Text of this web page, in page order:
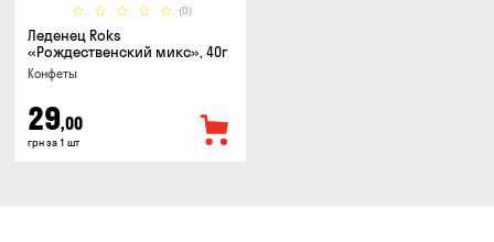
(0)
Леденец Roks
«Рождественский микс», 40г
Конфеты
29,00
грн за 1 шт